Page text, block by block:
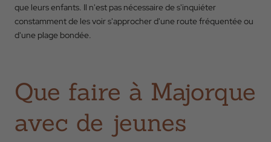
Arrivée
Départ
que leurs enfants. Il n'est pas nécessaire de s'inquiéter
constamment de les voir s'approcher d'une route fréquentée ou
d'une plage bondée.
Que faire à Majorque
avec de jeunes